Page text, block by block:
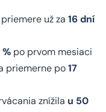
už za 16 dní
po prvom mesiaci
priemerne po17
znížila u 50